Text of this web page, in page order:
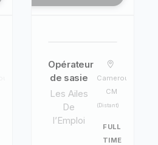
Opérateur
de sasie
Les Ailes
De
l’Emploi
Cameroun,
CM
(Distant)
FULL
TIME